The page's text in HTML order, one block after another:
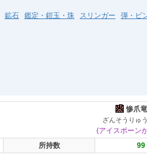
鉱石 鑑定・鎧玉・珠 スリンガー 弾・ビ
惨爪
ざんそうりゅ
(アイスボーン
所持数 99